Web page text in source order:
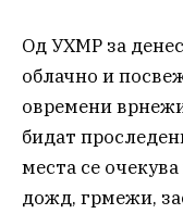
Од УХМР за
облачно и
овремени
бидат
места се
дожд, грмежи,